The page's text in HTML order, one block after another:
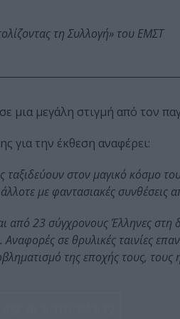
τη Συλλογή» του ΕΜΣΤ
μια μεγάλη στιγμή από τον
για την έκθεση αναφέρει:
ταξιδεύουν στον μαγικό κόσμο
με φαντασιακές συνθέσεις
23 σύγχρονους Έλληνες στη
Αναφορές σε θρυλικές ταινίες
της εποχής τους,